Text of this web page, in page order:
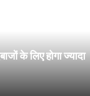
के लिए होगा ज्यादा